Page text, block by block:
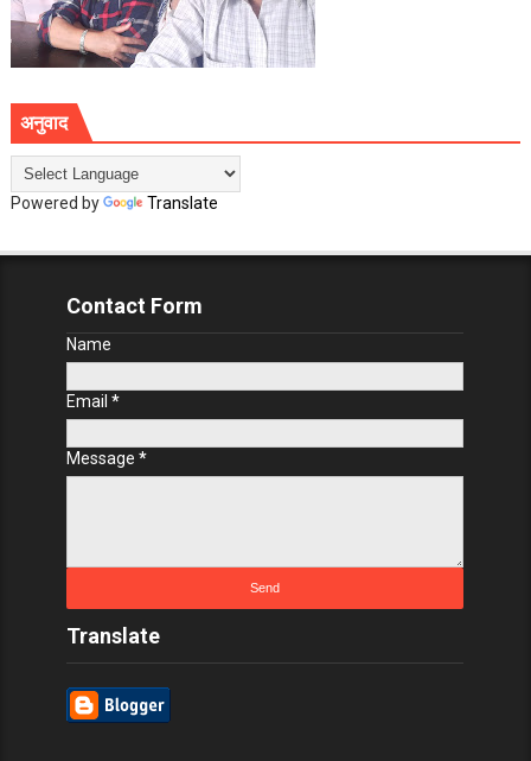
अनुवाद
Powered by Translate
Contact Form
Name
Email*
Message*
Translate